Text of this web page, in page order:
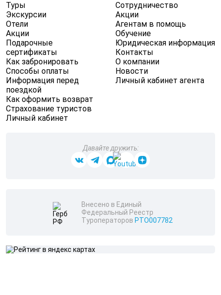
Туры
Экскурсии
Отели
Акции
Подарочные
сертификаты
Как забронировать
Способы оплаты
Информация перед
поездкой
Как оформить возврат
Страхование туристов
Личный кабинет
Сотрудничество
Акции
Агентам в помощь
Обучение
Юридическая информация
Контакты
О компании
Новости
Личный кабинет агента
Давайте дружить:
Внесено в Единый
Федеральный Реестр
Туроператоров РТО007782